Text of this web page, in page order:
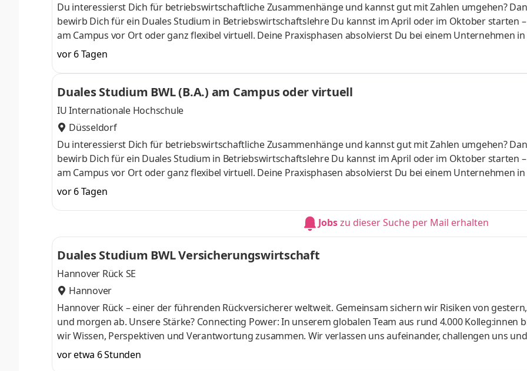
Du interessierst Dich für betriebswirtschaftliche Zusammenhänge und kannst gut mit Zahlen umgehen?
bewirb Dich für ein Duales Studium in Betriebswirtschaftslehre Du kannst im April oder im Oktober starten
am Campus vor Ort oder ganz flexibel virtuell. Deine Praxisphasen absolvierst Du bei einem Unternehmen
Nähe. Ab dem 3. Semester belegst Du eine von fünf Spezialisierungsmöglichkeiten – und kannst Dich so noch
gezielter auf Deinen Traumjob vorbereiten: Accounting &
ControllingSteuerberatungSozialmanagementHandelsmanagementLogistikmanagement Aufgaben Du
Studium ohne Numerus clausus oder Aufnahmeprüfung startenDu absolvierst ein staatlich anerkanntes
vor 6 Tagen
Duales Studium BWL (B.A.) am Campus oder virtuell
IU Internationale Hochschule
Düsseldorf
Du interessierst Dich für betriebswirtschaftliche Zusammenhänge und kannst gut mit Zahlen umgehen?
bewirb Dich für ein Duales Studium in Betriebswirtschaftslehre Du kannst im April oder im Oktober starten
am Campus vor Ort oder ganz flexibel virtuell. Deine Praxisphasen absolvierst Du bei einem Unternehmen
Nähe. Ab dem 3. Semester belegst Du eine von fünf Spezialisierungsmöglichkeiten – und kannst Dich so noch
gezielter auf Deinen Traumjob vorbereiten: Accounting &
ControllingSteuerberatungSozialmanagementHandelsmanagementLogistikmanagement Aufgaben Du
Studium ohne Numerus clausus oder Aufnahmeprüfung startenDu absolvierst ein staatlich anerkanntes
vor 6 Tagen
Jobszu dieser Suche per Mail erhalten
Duales Studium BWL Versicherungswirtschaft
Hannover Rück SE
Hannover
Hannover Rück – einer der führenden Rück­versicherer welt­weit. Gemein­sam sichern wir Risiken von
und morgen ab. Unsere Stärke? Connecting Power: In unserem globalen Team aus rund 4.000 Kolleg:innen
wir Wissen, Perspektiven und Verant­wortung zusammen. Wir verlassen uns aufeinander, challengen uns und
entwickeln uns sowie unsere Services und Produkte konti­nuierlich weiter. Ob Modelle für
vor etwa 6 Stunden